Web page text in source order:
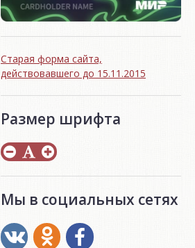
Старая форма сайта,
действовавшего до 15.11.2015
Размер шрифта
Мы в социальных сетях